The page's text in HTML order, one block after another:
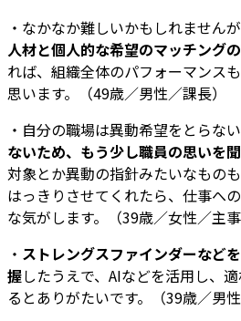
・なかなか難しいかもしれません
人材と個人的な希望のマッチング
れば、組織全体のパフォーマンス
思います。（49歳／男性／課長）
・自分の職場は異動希望をとらない
ないため、もう少し職員の思いを
対象とか異動の指針みたいなもの
はっきりさせてくれたら、仕事へ
な気がします。（39歳／女性／主事
・ ストレングスファインダーなど
握したうえで、AIなどを活用し、
るとありがたいです。（39歳／男性